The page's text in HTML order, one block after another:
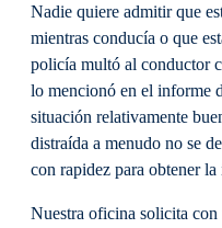
Nadie quiere admitir que
mientras conducía o que
policía multó al conductor
lo mencionó en el informe
situación relativamente
distraída a menudo no se
con rapidez para obtener
Nuestra oficina solicita